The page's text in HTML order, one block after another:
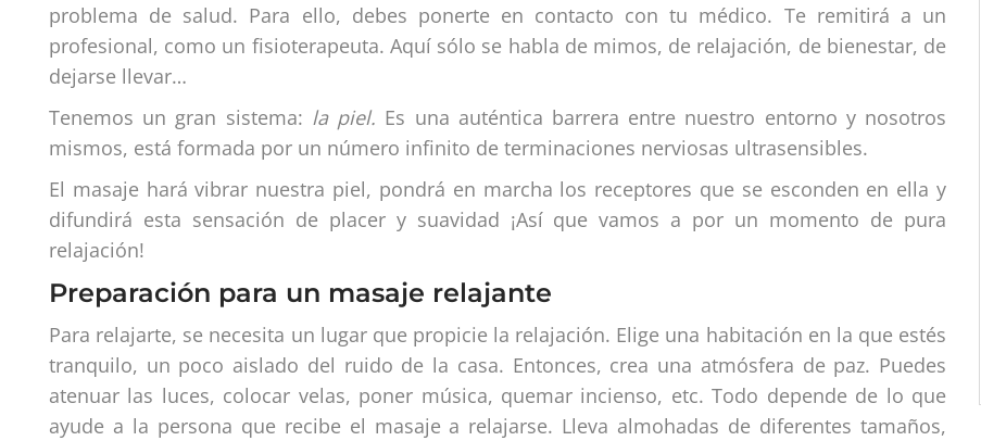
problema de salud. Para ello, debes ponerte en contacto con tu médico. Te remitirá a un
profesional, como un fisioterapeuta. Aquí sólo se habla de mimos, de relajación, de bienestar, de
dejarse llevar…
Tenemos un gran sistema: la piel. Es una auténtica barrera entre nuestro entorno y nosotros
mismos, está formada por un número infinito de terminaciones nerviosas ultrasensibles.
El masaje hará vibrar nuestra piel, pondrá en marcha los receptores que se esconden en ella y
difundirá esta sensación de placer y suavidad ¡Así que vamos a por un momento de pura
relajación!
Preparación para un masaje relajante
Para relajarte, se necesita un lugar que propicie la relajación. Elige una habitación en la que estés
tranquilo, un poco aislado del ruido de la casa. Entonces, crea una atmósfera de paz. Puedes
atenuar las luces, colocar velas, poner música, quemar incienso, etc. Todo depende de lo que
ayude a la persona que recibe el masaje a relajarse. Lleva almohadas de diferentes tamaños,